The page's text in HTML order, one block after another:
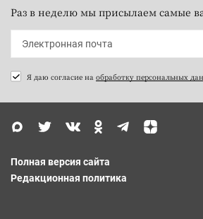
Раз в неделю мы присылаем самые
Я даю согласие на обработку персональных
Полная версия сайта
Редакционная политика